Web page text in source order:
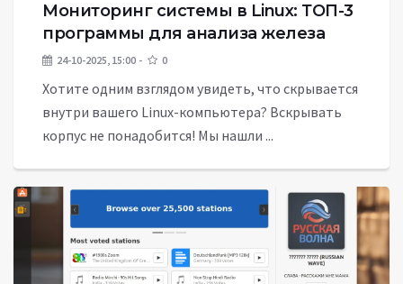
Мониторинг системы в Linux: ТОП-3
программы для анализа железа
24-10-2025, 15:00 0
Хотите одним взглядом увидеть, что скрывается
внутри вашего Linux-компьютера? Вскрывать
корпус не понадобится! Мы нашли ...